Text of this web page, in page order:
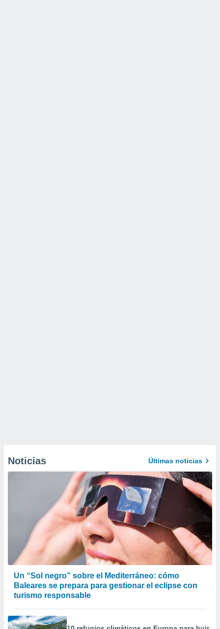
Noticias Últimas noticias
Un “Sol negro” sobre el Mediterráneo: cómo
Baleares se prepara para gestionar el eclipse con
turismo responsable